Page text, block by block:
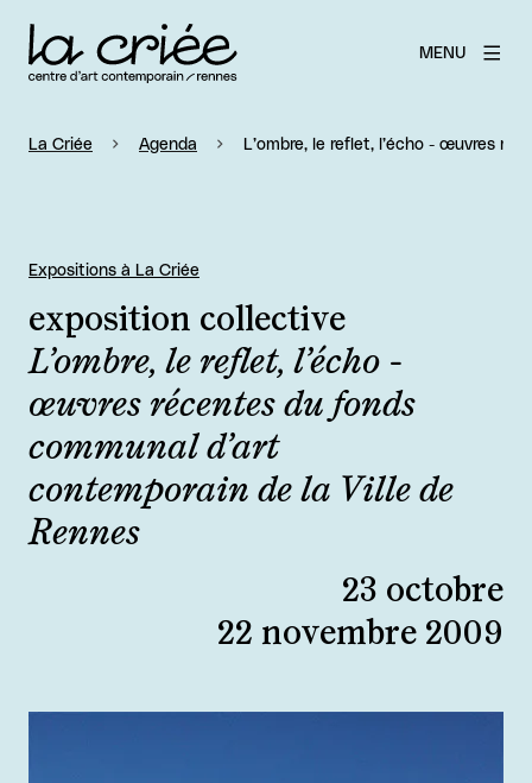
MENU
La Criée Agenda L’ombre, le reflet, l’écho - œuvres
L’ombre, le reflet, l’écho -
œuvres récentes du fonds
communal d’art
contemporain de la Ville de
Rennes
exposition collective
23 octobre
22 novembre 2009
Expositions à La Criée